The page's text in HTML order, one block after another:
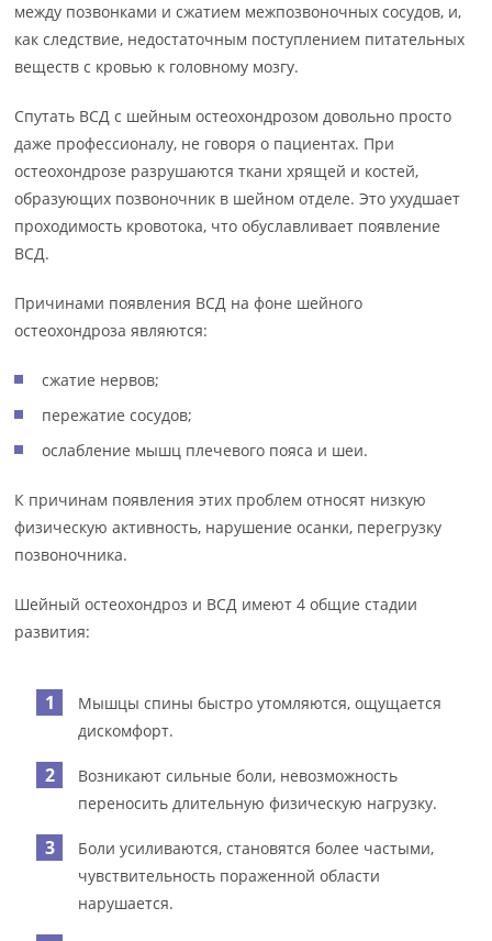
между позвонками и сжатием межпозвоночных сосудов, и,
как следствие, недостаточным поступлением питательных
веществ с кровью к головному мозгу.
Спутать ВСД с шейным остеохондрозом довольно просто
даже профессионалу, не говоря о пациентах. При
остеохондрозе разрушаются ткани хрящей и костей,
образующих позвоночник в шейном отделе. Это ухудшает
проходимость кровотока, что обуславливает появление
ВСД.
Причинами появления ВСД на фоне шейного
остеохондроза являются:
сжатие нервов;
пережатие сосудов;
ослабление мышц плечевого пояса и шеи.
К причинам появления этих проблем относят низкую
физическую активность, нарушение осанки, перегрузку
позвоночника.
Шейный остеохондроз и ВСД имеют 4 общие стадии
развития:
Мышцы спины быстро утомляются, ощущается
дискомфорт.
Возникают сильные боли, невозможность
переносить длительную физическую нагрузку.
Боли усиливаются, становятся более частыми,
чувствительность пораженной области
нарушается.